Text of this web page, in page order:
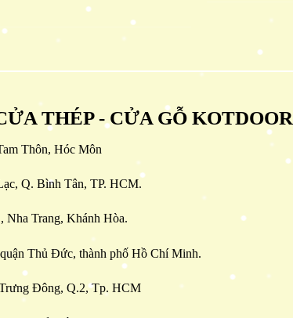
THÉP - CỬA GỖ KOTDOOR
Thôn, Hóc Môn
Q. Bình Tân, TP. HCM.
Trang, Khánh Hòa.
Thủ Đức, thành phố Hồ Chí Minh.
Đông, Q.2, Tp. HCM